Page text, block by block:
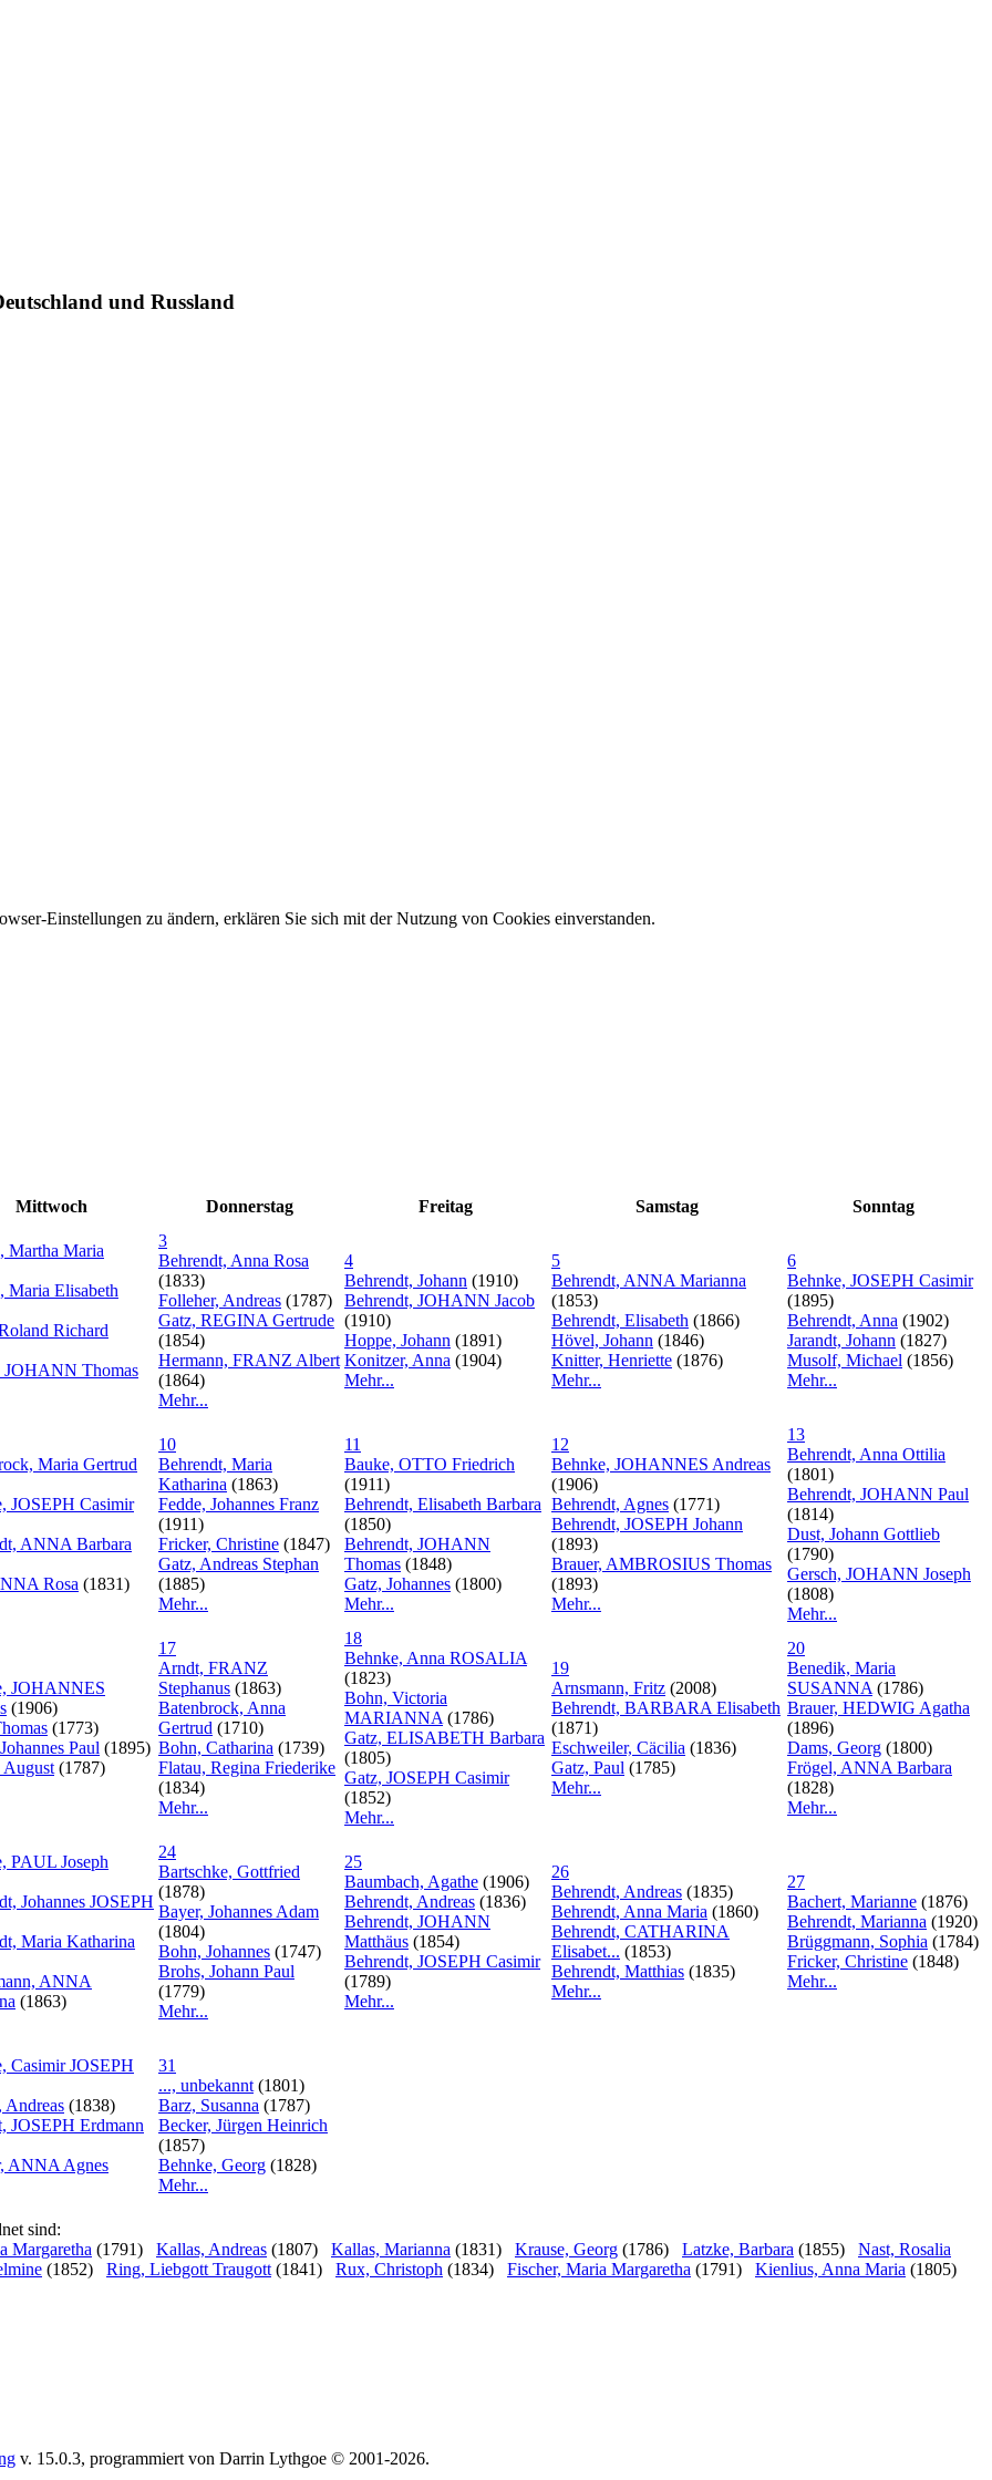
und Russland
Einstellungen zu ändern, erklären Sie sich mit der Nutzung von Cookies einverstanden.
Mittwoch Donnerstag Freitag Samstag Sonntag
Martha Maria
Maria Elisabeth
Richard
JOHANN Thomas
3
Behrendt, Anna Rosa
(1833)
Folleher, Andreas (1787)
Gatz, REGINA Gertrude
(1854)
Hermann, FRANZ Albert
(1864)
Mehr...
4
Behrendt, Johann (1910)
Behrendt, JOHANN Jacob
(1910)
Hoppe, Johann (1891)
Konitzer, Anna (1904)
Mehr...
5
Behrendt, ANNA Marianna
(1853)
Behrendt, Elisabeth (1866)
Hövel, Johann (1846)
Knitter, Henriette (1876)
Mehr...
6
Behnke, JOSEPH Casimir
(1895)
Behrendt, Anna (1902)
Jarandt, Johann (1827)
Musolf, Michael (1856)
Mehr...
Maria Gertrud
JOSEPH Casimir
ANNA Barbara
Rosa (1831)
10
Behrendt, Maria
Katharina (1863)
Fedde, Johannes Franz
(1911)
Fricker, Christine (1847)
Gatz, Andreas Stephan
(1885)
Mehr...
11
Bauke, OTTO Friedrich
(1911)
Behrendt, Elisabeth Barbara
(1850)
Behrendt, JOHANN
Thomas (1848)
Gatz, Johannes (1800)
Mehr...
12
Behnke, JOHANNES Andreas
(1906)
Behrendt, Agnes (1771)
Behrendt, JOSEPH Johann
(1893)
Brauer, AMBROSIUS Thomas
(1893)
Mehr...
13
Behrendt, Anna Ottilia
(1801)
Behrendt, JOHANN Paul
(1814)
Dust, Johann Gottlieb
(1790)
Gersch, JOHANN Joseph
(1808)
Mehr...
JOHANNES
(1906)
(1773)
Paul (1895)
August(1787)
17
Arndt, FRANZ
Stephanus (1863)
Batenbrock, Anna
Gertrud (1710)
Bohn, Catharina (1739)
Flatau, Regina Friederike
(1834)
Mehr...
18
Behnke, Anna ROSALIA
(1823)
Bohn, Victoria
MARIANNA(1786)
Gatz, ELISABETH Barbara
(1805)
Gatz, JOSEPH Casimir
(1852)
Mehr...
19
Arnsmann, Fritz (2008)
Behrendt, BARBARA Elisabeth
(1871)
Eschweiler, Cäcilia (1836)
Gatz, Paul (1785)
Mehr...
20
Benedik, Maria
SUSANNA(1786)
Brauer, HEDWIG Agatha
(1896)
Dams, Georg (1800)
Frögel, ANNA Barbara
(1828)
Mehr...
PAUL Joseph
Johannes JOSEPH
Maria Katharina
ANNA
(1863)
24
Bartschke, Gottfried
(1878)
Bayer, Johannes Adam
(1804)
Bohn, Johannes (1747)
Brohs, Johann Paul
(1779)
Mehr...
25
Baumbach, Agathe (1906)
Behrendt, Andreas (1836)
Behrendt, JOHANN
Matthäus (1854)
Behrendt, JOSEPH Casimir
(1789)
Mehr...
26
Behrendt, Andreas (1835)
Behrendt, Anna Maria (1860)
Behrendt, CATHARINA
Elisabet... (1853)
Behrendt, Matthias (1835)
Mehr...
27
Bachert, Marianne (1876)
Behrendt, Marianna (1920)
Brüggmann, Sophia (1784)
Fricker, Christine (1848)
Mehr...
Casimir JOSEPH
Andreas (1838)
JOSEPH Erdmann
ANNA Agnes
31
..., unbekannt(1801)
Barz, Susanna (1787)
Becker, Jürgen Heinrich
(1857)
Behnke, Georg (1828)
Mehr...
sind:
Margaretha (1791) Kallas, Andreas (1807) Kallas, Marianna (1831) Krause, Georg (1786) Latzke, Barbara (1855)
Nast, Rosalia
(1852) Ring, Liebgott Traugott(1841) Rux, Christoph (1834) Fischer, Maria Margaretha (1791) Kienlius, Anna Maria (1805)
v. 15.0.3, programmiert von Darrin Lythgoe © 2001-2026.